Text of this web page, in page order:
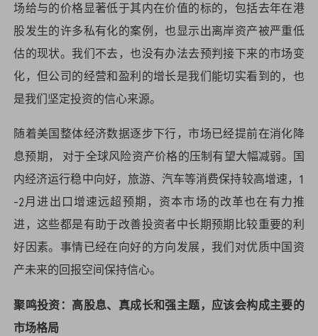
场给与的价格显著低于其内在价值的标的，包括去年在港
股发生的许多私有化的案例，也显示出离岸资产被严重低
估的现状。我们不去，也没有办法去预判接下来的市场变
化，但公司的经营和盈利的增长是我们能切实看到的，也
是我们坚定投资的信心来源。
随着美国整体经济数据逐步下行，市场已经提前在消化降
息预期， 对于全球风险资产价格的压制有望大幅减弱。国
内经济运行稳中向好，旅游、汽车等消费保持较高增速，1
-2月进出口增速远超预期，资本市场的改革也在有力推
进，这些都是有助于改善投资者中长期预期比较重要的利
好因素。事情已经在向好的方向发展，我们对优质中国资
产未来的回报空间保持信心。
聚鸣投资：高股息、真成长和强主题，应该会构成主要的
市场格局